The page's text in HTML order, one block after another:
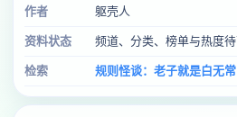
作者 躯壳人
资料状态 频道、分类、榜单与热度
检索 规则怪谈：老子就是白无常